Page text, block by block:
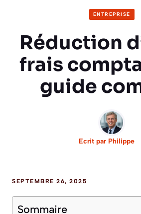
ENTREPRISE
Réduction
frais
guide
Ecrit par Philippe
SEPTEMBRE 26, 2025
Sommaire